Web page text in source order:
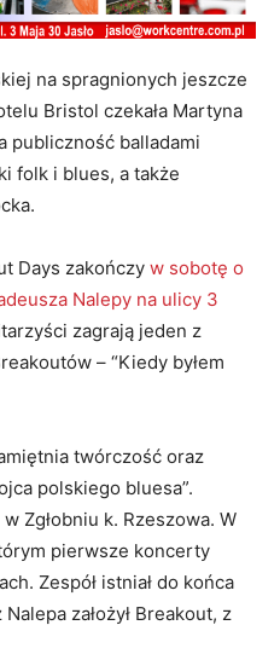
na spragnionych jeszcze
Bristol czekała Martyna
publiczność balladami
folk i blues, a także
Days zakończy w sobotę o
Nalepy na ulicy 3
zagrają jeden z
– “Kiedy byłem
twórczość oraz
polskiego bluesa”.
Zgłobniu k. Rzeszowa. W
pierwsze koncerty
Zespół istniał do końca
założył Breakout, z